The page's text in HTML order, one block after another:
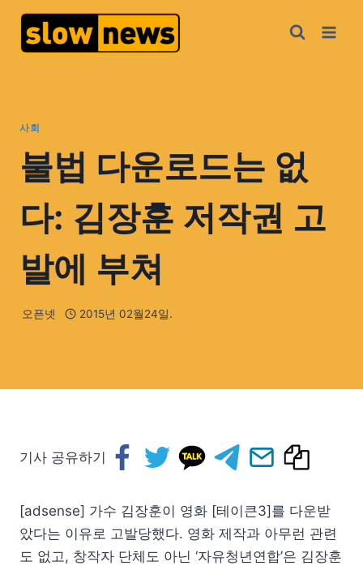
사회
불법 다운로드는 없
다: 김장훈 저작권 고
발에 부쳐
오픈넷 2015년 02월24일.
기사 공유하기
[adsense] 가수 김장훈이 영화 [테이큰3]를 다운받
았다는 이유로 고발당했다. 영화 제작과 아무런 관련
도 없고, 창작자 단체도 아닌 ‘자유청년연합’은 김장훈